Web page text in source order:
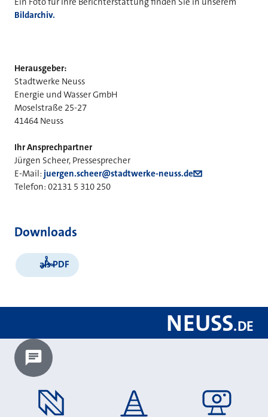
Bildarchiv.
Herausgeber:
Stadtwerke Neuss
Energie und Wasser GmbH
Moselstraße 25-27
41464 Neuss
Ihr Ansprechpartner
Jürgen Scheer, Pressesprecher
E-Mail: juergen.scheer@stadtwerke-neuss.de
Telefon: 02131 5 310 250
Downloads
als PDF
NEUSS.DE
Chatbot laden?